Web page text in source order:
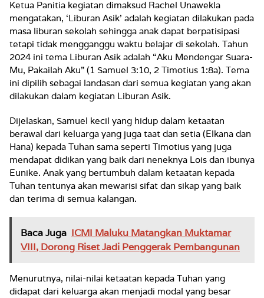
Ketua Panitia kegiatan dimaksud Rachel Unawekla
mengatakan, ‘Liburan Asik’ adalah kegiatan dilakukan pada
masa liburan sekolah sehingga anak dapat berpatisipasi
tetapi tidak mengganggu waktu belajar di sekolah. Tahun
2024 ini tema Liburan Asik adalah “Aku Mendengar Suara-
Mu, Pakailah Aku” (1 Samuel 3:10, 2 Timotius 1:8a). Tema
ini dipilih sebagai landasan dari semua kegiatan yang akan
dilakukan dalam kegiatan Liburan Asik.
Dijelaskan, Samuel kecil yang hidup dalam ketaatan
berawal dari keluarga yang juga taat dan setia (Elkana dan
Hana) kepada Tuhan sama seperti Timotius yang juga
mendapat didikan yang baik dari neneknya Lois dan ibunya
Eunike. Anak yang bertumbuh dalam ketaatan kepada
Tuhan tentunya akan mewarisi sifat dan sikap yang baik
dan terima di semua kalangan.
Baca Juga ICMI Maluku Matangkan Muktamar
VIII, Dorong Riset Jadi Penggerak Pembangunan
Menurutnya, nilai-nilai ketaatan kepada Tuhan yang
didapat dari keluarga akan menjadi modal yang besar